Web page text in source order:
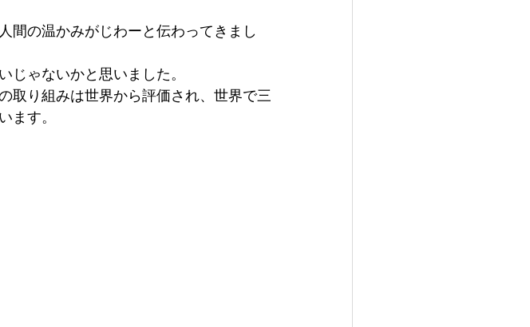
間の温かみがじわーと伝わってきまし
じゃないかと思いました。
取り組みは世界から評価され、世界で三
ます。